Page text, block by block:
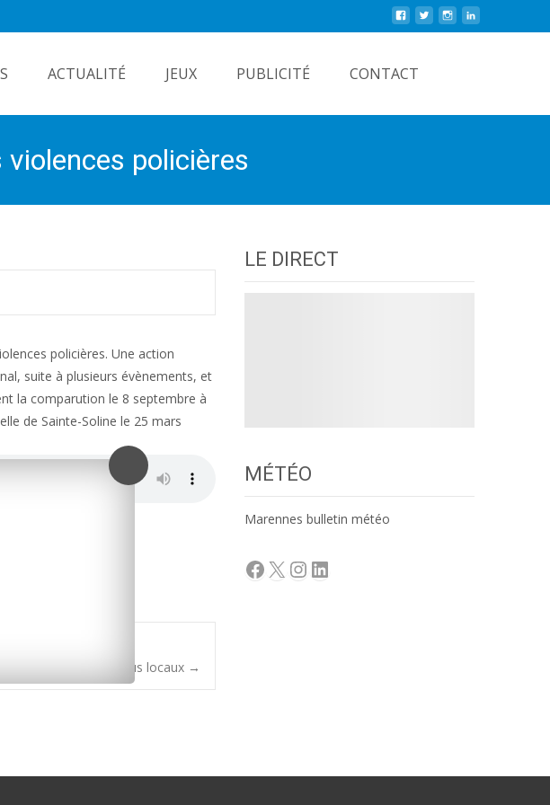
ACTUALITÉ JEUX PUBLICITÉ CONTACT
policières
policières. Une action
suite à plusieurs évènements, et
la comparution le 8 septembre à
de Sainte-Soline le 25 mars
justice de Saintes.
» présenté aux élus locaux →
LE DIRECT
MÉTÉO
Marennes bulletin météo
Facebook
X Instagram
LinkedIn